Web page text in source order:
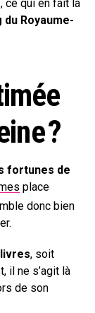
ce qui en fait la
du Royaume-
?
fortunes de
place
donc bien
, soit
il ne s’agit là
de son